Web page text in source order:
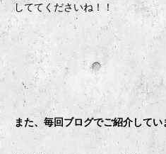
しててくださいね！！
また、毎回ブログでご紹介してい